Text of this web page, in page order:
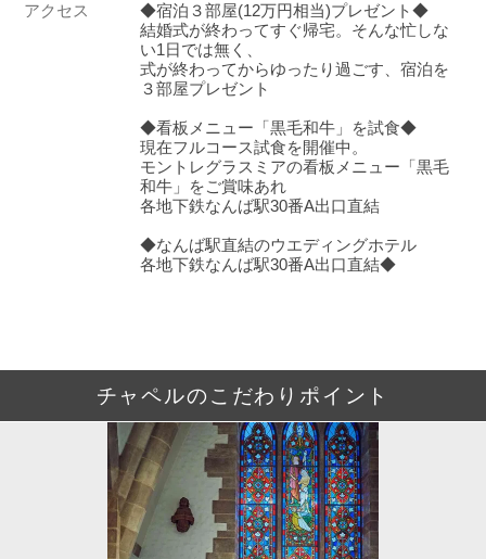
アクセス
◆宿泊３部屋(12万円相当)プレゼント◆
結婚式が終わってすぐ帰宅。そんな忙しな
い1日では無く、
式が終わってからゆったり過ごす、宿泊を
３部屋プレゼント
◆看板メニュー「黒毛和牛」を試食◆
現在フルコース試食を開催中。
モントレグラスミアの看板メニュー「黒毛
和牛」をご賞味あれ
各地下鉄なんば駅30番A出口直結
◆なんば駅直結のウエディングホテル
各地下鉄なんば駅30番A出口直結◆
チャペルのこだわりポイント